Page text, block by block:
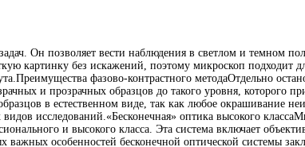
Он позволяет вести наблюдения в светлом и темном
картинку без искажений, поэтому микроскоп
фазово-контрастного методаОтдельно
и прозрачных образцов до такого уровня, которого
в естественном виде, так как любое окрашивание
исследований.«Бесконечная» оптика высокого
и высокого класса. Эта система включает
особенностей бесконечной оптической системы